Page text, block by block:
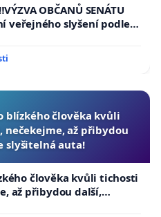
OBČANŮ SENÁTU
veřejného slyšení podle §
k návrhu na přijetí
žaloby na prezidenta
blízkého člověka kvůli
až přibydou
slyšitelná auta!
člověka kvůli tichosti
až přibydou další,